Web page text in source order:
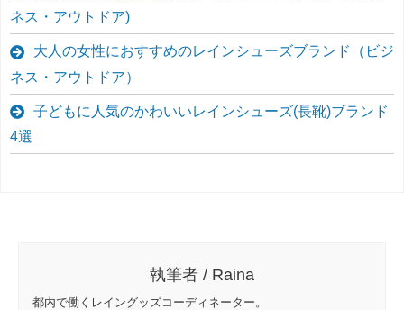
ネス・アウトドア)
大人の女性におすすめのレインシューズブランド（ビジ
ネス・アウトドア）
子どもに人気のかわいいレインシューズ(長靴)ブランド
4選
執筆者 / Raina
都内で働くレイングッズコーディネーター。